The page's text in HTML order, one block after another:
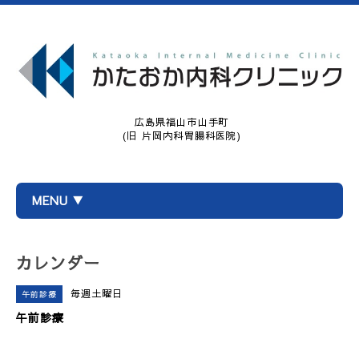
広島県福山市山手町
(旧 片岡内科胃腸科医院)
MENU ▼
カレンダー
午前診療 毎週土曜日
午前診療